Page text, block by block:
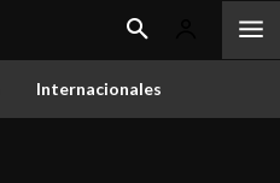
Internacionales